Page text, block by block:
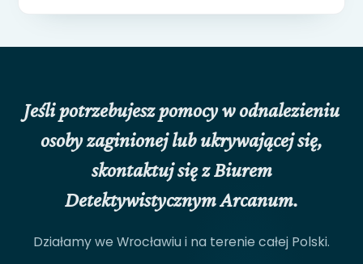
Jeśli potrzebujesz pomocy w odnalezieniu
osoby zaginionej lub ukrywającej się,
skontaktuj się z Biurem
Detektywistycznym Arcanum.
Działamy we Wrocławiu i na terenie całej Polski.